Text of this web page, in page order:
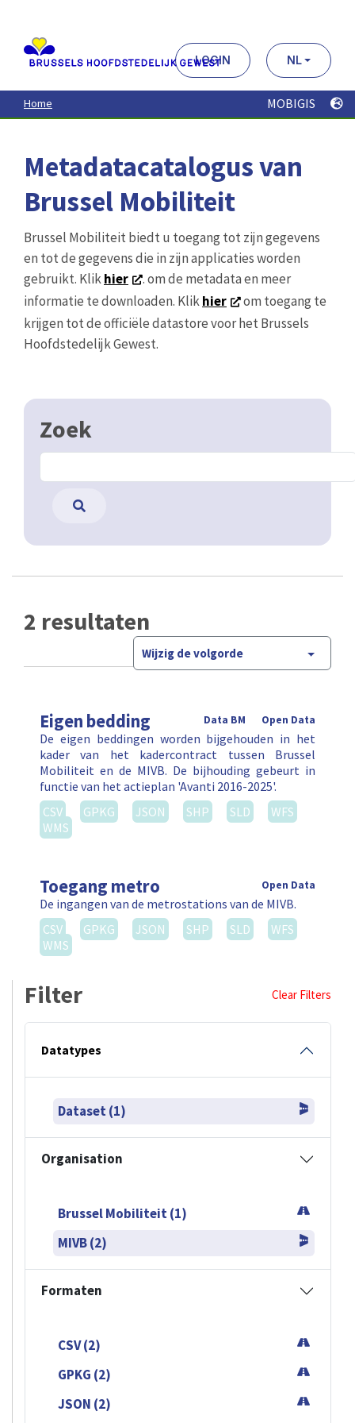
contenu
principal
LOGIN NL
Home MOBIGIS
Metadatacatalogus van
Brussel Mobiliteit
Brussel Mobiliteit biedt u toegang tot zijn gegevens
en tot de gegevens die in zijn applicaties worden
gebruikt. Klikhier
. om de metadata en meer
informatie te downloaden. Klikhier
om toegang te
krijgen tot de officiële datastore voor het Brussels
Hoofdstedelijk Gewest.
Zoek
2 resultaten
Wijzig de volgorde
Eigen bedding Open Data
Data BM
De eigen beddingen worden bijgehouden in het
kader van het kadercontract tussen Brussel
Mobiliteit en de MIVB. De bijhouding gebeurt in
functie van het actieplan 'Avanti 2016-2025'.
CSV
GPKG JSON SHP SLD
WFS
WMS
Toegang metro Open Data
De ingangen van de metrostations van de MIVB.
CSV
GPKG JSON SHP SLD
WFS
WMS
Filter Clear Filters
Datatypes
Dataset (1)
Organisation
Brussel Mobiliteit (1)
MIVB (2)
Formaten
CSV (2)
GPKG (2)
JSON (2)